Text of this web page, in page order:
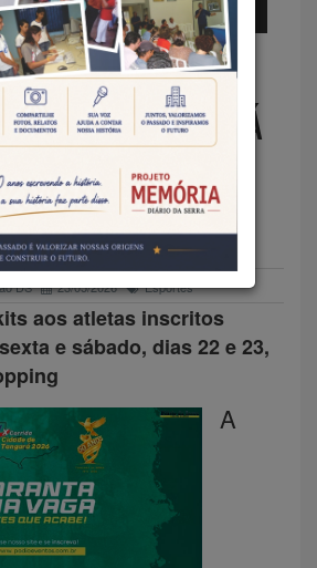
TANGARÁ – 10ª
DE TANGARÁ
DE ATLETAS
DOMINGO
DS 23/05/2026 Esportes
aos atletas inscritos
e sábado, dias 22 e 23,
A